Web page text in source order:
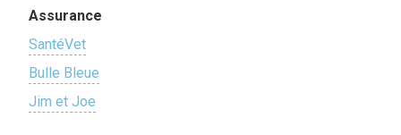
Assurance
SantéVet
Bulle Bleue
Jim et Joe